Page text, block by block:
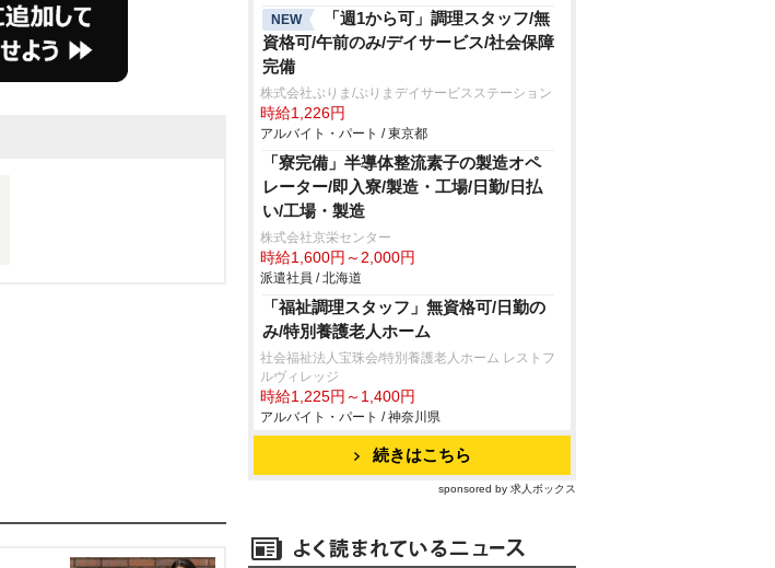
NEW
「週1から可」調理スタッフ/無
資格可/午前のみ/デイサービス/社会保障
完備
株式会社ぷりま/ぷりまデイサービスステーション
時給1,226円
アルバイト・パート / 東京都
「寮完備」半導体整流素子の製造オペ
レーター/即入寮/製造・工場/日勤/日払
い/工場・製造
株式会社京栄センター
時給1,600円～2,000円
派遣社員 / 北海道
「福祉調理スタッフ」無資格可/日勤の
み/特別養護老人ホーム
社会福祉法人宝珠会/特別養護老人ホーム レストフ
ルヴィレッジ
時給1,225円～1,400円
アルバイト・パート / 神奈川県
続きはこちら
sponsored by 求人ボックス